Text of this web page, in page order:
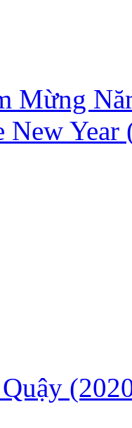
Mừng
New Year